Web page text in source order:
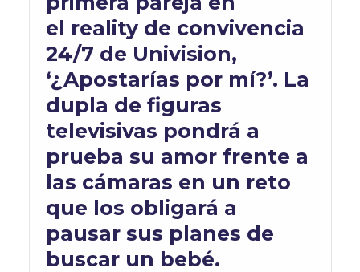
el realityde convivencia
24/7 de Univision,
‘¿Apostarías por mí?’. La
dupla de figuras
televisivas pondrá a
prueba su amor frente a
las cámaras en un reto
que los obligará a
pausar sus planes de
buscar un bebé.